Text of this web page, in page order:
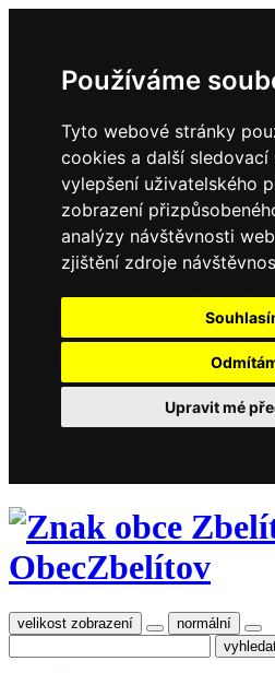
Používáme
Tyto webové stránky
cookies a další sledovací
vylepšení uživatelského
zobrazení
analýzy návštěvnosti
zjištění zdroje
Upravit mé
ObecZbelítov
velikost zobrazení normální